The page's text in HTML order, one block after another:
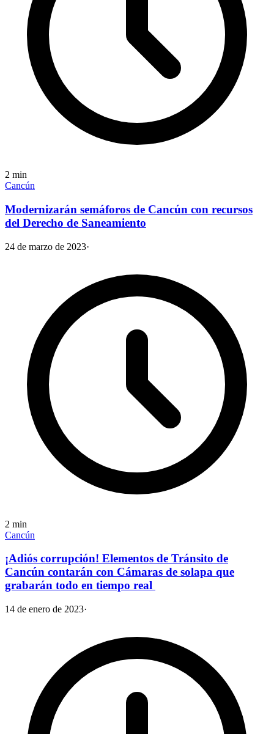
2 min
Cancún
Modernizarán semáforos de Cancún con recursos
del Derecho de Saneamiento
24 de marzo de 2023·
2 min
Cancún
¡Adiós corrupción! Elementos de Tránsito de
Cancún contarán con Cámaras de solapa que
grabarán todo en tiempo real
14 de enero de 2023·